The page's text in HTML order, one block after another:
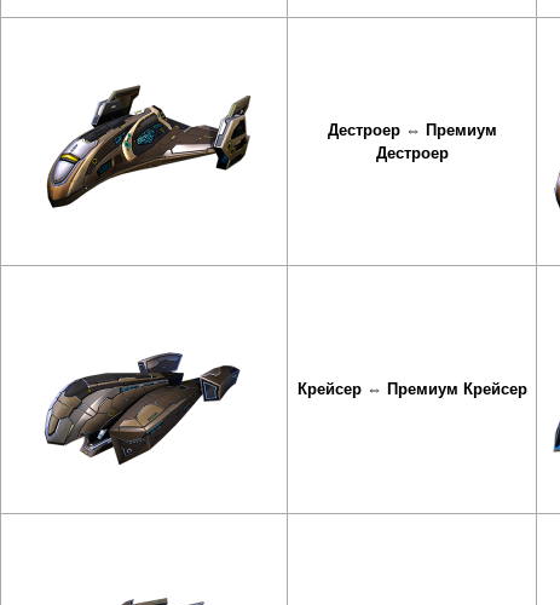
Дестроер⇔ Премиум
Дестроер
Крейсер⇔ Премиум Крейсер